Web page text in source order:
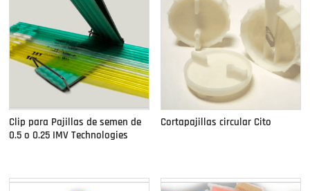
Clip para Pajillas de semen de
0.5 o 0.25 IMV Technologies
Cortapajillas circular Cito